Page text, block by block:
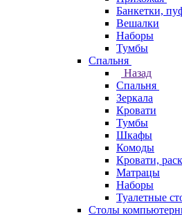
Банкетки,
Вешалки
Наборы
Тумбы
Спальня
Назад
Спальня
Зеркала
Кровати
Тумбы
Шкафы
Комоды
Кровати,
Матрацы
Наборы
Туалетные
Столы